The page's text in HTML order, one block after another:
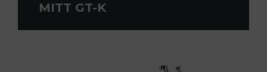
MITT GT-K